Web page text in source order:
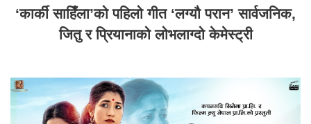
‘कार्की साहिँला’को पहिलो गीत ‘लग्यौ परान’ सार्वजनिक,
जितु र प्रियानाको लोभलाग्दो केमेस्ट्री